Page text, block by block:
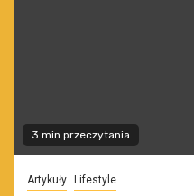
3 min przeczytania
Artykuły Lifestyle